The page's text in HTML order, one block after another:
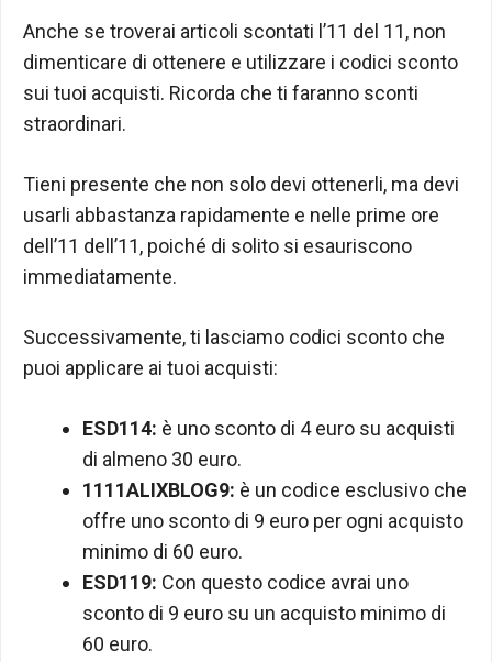
Anche se troverai articoli scontati l’11 del 11, non
dimenticare di ottenere e utilizzare i codici sconto
sui tuoi acquisti. Ricorda che ti faranno sconti
straordinari.
Tieni presente che non solo devi ottenerli, ma devi
usarli abbastanza rapidamente e nelle prime ore
dell’11 dell’11, poiché di solito si esauriscono
immediatamente.
Successivamente, ti lasciamo codici sconto che
puoi applicare ai tuoi acquisti:
ESD114: è uno sconto di 4 euro su acquisti
di almeno 30 euro.
1111ALIXBLOG9: è un codice esclusivo che
offre uno sconto di 9 euro per ogni acquisto
minimo di 60 euro.
ESD119: Con questo codice avrai uno
sconto di 9 euro su un acquisto minimo di
60 euro.